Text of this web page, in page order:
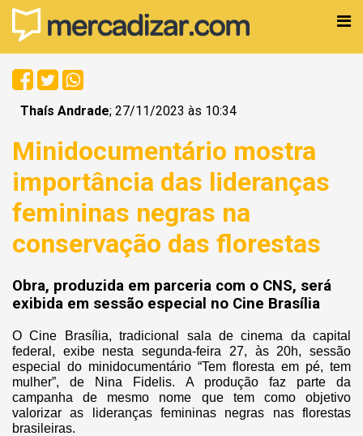
Thaís Andrade; 27/11/2023 às 10:34
Minidocumentário mostra
importância das lideranças
femininas negras na
conservação das florestas
Obra, produzida em parceria com o CNS, será
exibida em sessão especial no Cine Brasília
O Cine Brasília, tradicional sala de cinema da capital
federal, exibe nesta segunda-feira 27, às 20h, sessão
especial do minidocumentário “Tem floresta em pé, tem
mulher”, de Nina Fidelis. A produção faz parte da
campanha de mesmo nome que tem como objetivo
valorizar as lideranças femininas negras nas florestas
brasileiras.